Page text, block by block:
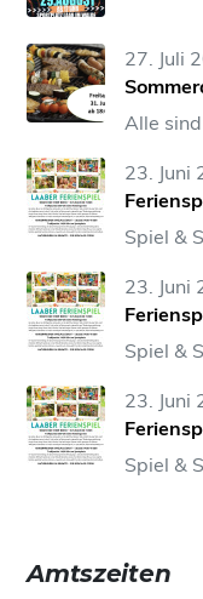
27. Juli
Alle
23. Juni
Spiel &
23. Juni
Spiel &
23. Juni
Spiel &
Amtszeiten